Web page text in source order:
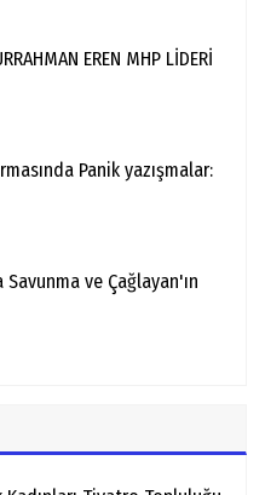
EREN MHP LİDERİ
Panik yazışmalar:
Savunma ve Çağlayan'ın